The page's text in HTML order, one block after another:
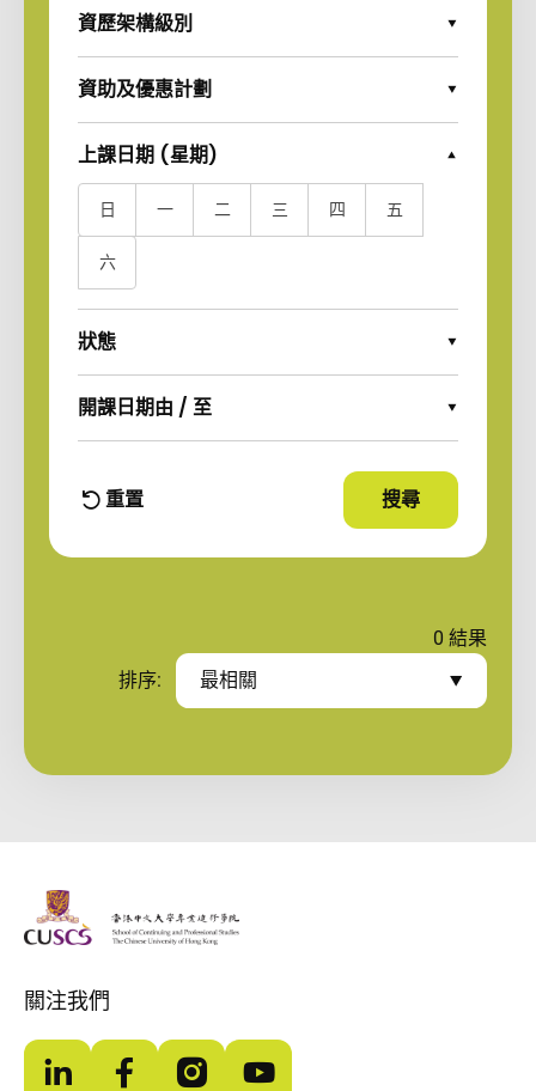
資歷架構級別
Expand Options
資助及優惠計劃
Expand Options
上課日期 (星期)
Collapse Options
日 一 二 三 四 五
六
狀態
Expand Options
開課日期由 / 至
Expand Options
篩選條件
重置 使用篩選條件
搜尋
0 結果
排序:
最相關
The Chinese Univeristy of hong Kong
關注我們